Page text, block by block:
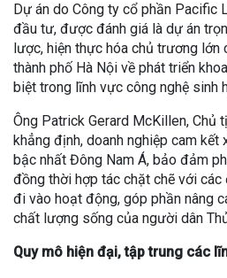
Dự án do Công ty cổ phần Pacific
đầu tư, được đánh giá là dự án
lược, hiện thực hóa chủ trương lớn
thành phố Hà Nội về phát triển
biệt trong lĩnh vực công nghệ sinh
Ông Patrick Gerard McKillen, Chủ
khẳng định, doanh nghiệp cam
bậc nhất Đông Nam Á, bảo đảm
đồng thời hợp tác chặt chẽ với
đi vào hoạt động, góp phần nâng
chất lượng sống của người dân
Quy mô hiện đại, tập trung các